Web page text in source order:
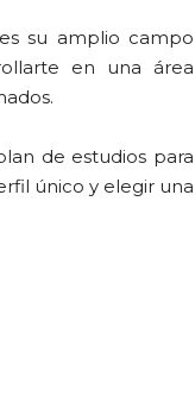
su amplio campo
en una área
de estudios para
único y elegir una